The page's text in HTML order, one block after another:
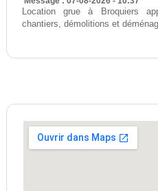
Location grue à Broquiers
chantiers, démolitions et